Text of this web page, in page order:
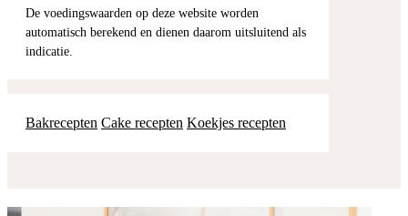
De voedingswaarden op deze website worden
automatisch berekend en dienen daarom uitsluitend als
indicatie.
Bakrecepten Cake recepten Koekjes recepten